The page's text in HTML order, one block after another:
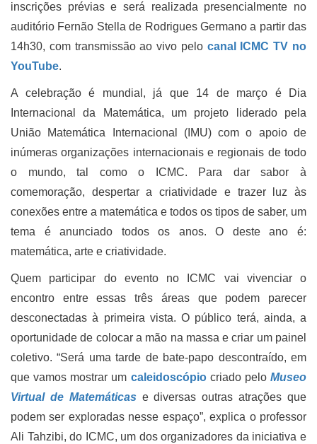
inscrições prévias e será realizada presencialmente no
auditório Fernão Stella de Rodrigues Germano a partir das
14h30, com transmissão ao vivo pelo canal ICMC TV no
YouTube.
A celebração é mundial, já que 14 de março é Dia
Internacional da Matemática, um projeto liderado pela
União Matemática Internacional (IMU) com o apoio de
inúmeras organizações internacionais e regionais de todo
o mundo, tal como o ICMC. Para dar sabor à
comemoração, despertar a criatividade e trazer luz às
conexões entre a matemática e todos os tipos de saber, um
tema é anunciado todos os anos. O deste ano é:
matemática, arte e criatividade.
Quem participar do evento no ICMC vai vivenciar o
encontro entre essas três áreas que podem parecer
desconectadas à primeira vista. O público terá, ainda, a
oportunidade de colocar a mão na massa e criar um painel
coletivo. “Será uma tarde de bate-papo descontraído, em
que vamos mostrar um caleidoscópio criado peloMuseo
Virtual de Matemáticas e diversas outras atrações que
podem ser exploradas nesse espaço”, explica o professor
Ali Tahzibi, do ICMC, um dos organizadores da iniciativa e